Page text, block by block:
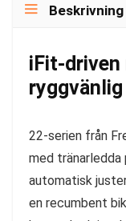
Beskrivning
iFit-driven
22-serien från
med tränarledda
automatisk
en recumbent